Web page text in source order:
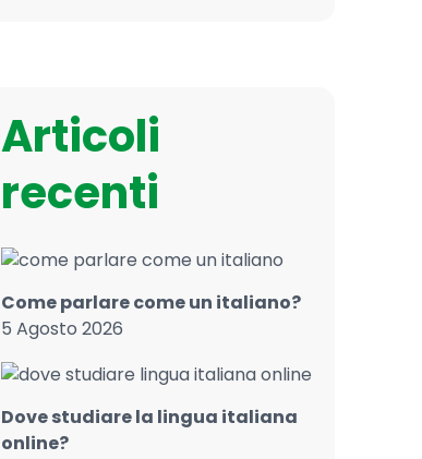
Articoli
recenti
Come parlare come un italiano?
5 Agosto 2026
Dove studiare la lingua italiana
online?